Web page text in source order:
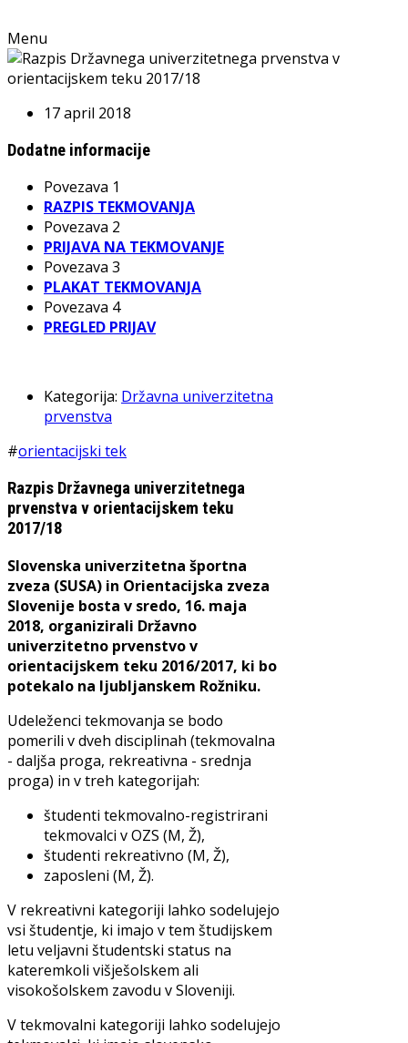
Menu
17 april 2018
Dodatne informacije
Povezava 1
RAZPIS TEKMOVANJA
Povezava 2
PRIJAVA NA TEKMOVANJE
Povezava 3
PLAKAT TEKMOVANJA
Povezava 4
PREGLED PRIJAV
Kategorija: Državna univerzitetna
prvenstva
#orientacijski tek
Razpis Državnega univerzitetnega
prvenstva v orientacijskem teku
2017/18
Slovenska univerzitetna športna
zveza (SUSA) in Orientacijska zveza
Slovenije bosta v sredo, 16. maja
2018, organizirali Državno
univerzitetno prvenstvo v
orientacijskem teku 2016/2017, ki bo
potekalo na ljubljanskem Rožniku.
Udeleženci tekmovanja se bodo
pomerili v dveh disciplinah (tekmovalna
- daljša proga, rekreativna - srednja
proga) in v treh kategorijah:
študenti tekmovalno-registrirani
tekmovalci v OZS (M, Ž),
študenti rekreativno (M, Ž),
zaposleni (M, Ž).
V rekreativni kategoriji lahko sodelujejo
vsi študentje, ki imajo v tem študijskem
letu veljavni študentski status na
kateremkoli višješolskem ali
visokošolskem zavodu v Sloveniji.
V tekmovalni kategoriji lahko sodelujejo